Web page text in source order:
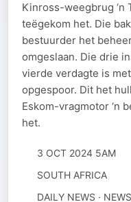
Kinross-weegbrug ‘n
teëgekom het. Die
bestuurder het
omgeslaan. Die drie
vierde verdagte is
opgespoor. Dit het
Eskom-vragmotor ‘n
het.
3 OCT 2024 5AM
SOUTH AFRICA
DAILY NEWS ·